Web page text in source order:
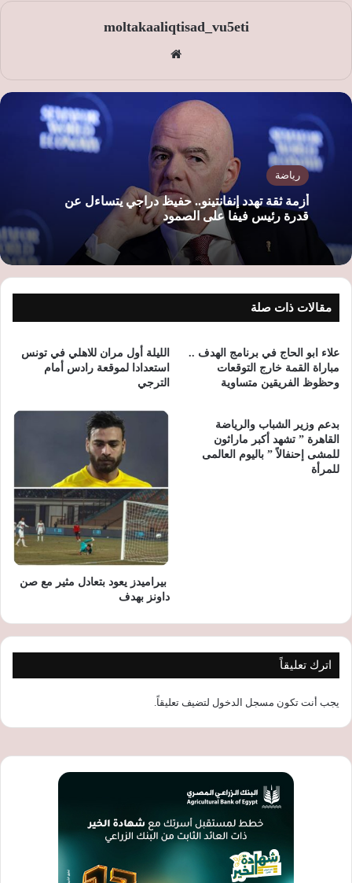
moltakaaliqtisad_vu5eti
الوي
ب
رياضة
أزمة ثقة تهدد إنفانتينو.. حفيظ دراجي يتساءل عن
قدرة رئيس فيفا على الصمود
مقالات ذات صلة
علاء ابو الحاج في برنامج الهدف ..
مباراة القمة خارج التوقعات
وحظوظ الفريقين متساوية
الليلة أول مران للاهلي في تونس
استعدادا لموقعة رادس أمام
الترجي
بدعم وزير الشباب والرياضة
القاهرة ” تشهد أكبر ماراثون
للمشى إحنفالاً ” باليوم العالمى
للمرأة
بيراميدز يعود بتعادل مثير مع صن
داونز بهدف
اترك تعليقاً
يجب أنت تكون مسجل الدخول لتضيف تعليقاً.